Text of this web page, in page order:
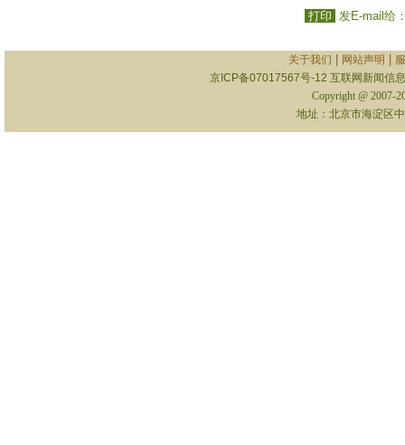
打印 发E-mail给
关于我们 网站声明
京ICP备07017567号-12 互联网新闻信
Copyright @ 2007-
地址：北京市海淀区